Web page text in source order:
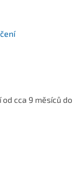
cca 9 měsíců do